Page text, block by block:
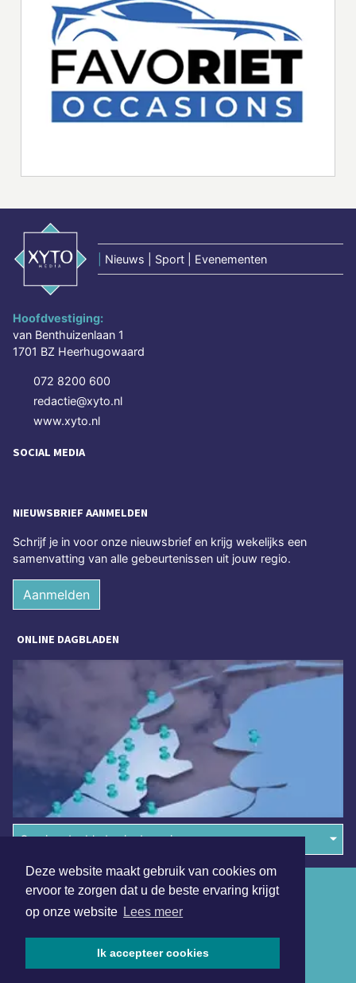
Deze website maakt gebruik van cookies om
ervoor te zorgen dat u de beste ervaring krijgt
op onze website Lees meer
Ik accepteer cookies
Nieuws | Sport | Evenementen
Hoofdvestiging:
van Benthuizenlaan 1
1701 BZ Heerhugowaard
072 8200 600
redactie@xyto.nl
www.xyto.nl
SOCIAL MEDIA
NIEUWSBRIEF AANMELDEN
Schrijf je in voor onze nieuwsbrief en krijg wekelijks een
samenvatting van alle gebeurtenissen uit jouw regio.
Aanmelden
ONLINE DAGBLADEN
Overige dagbladen in de regio
Algemene voorwaarden
Disclaimer